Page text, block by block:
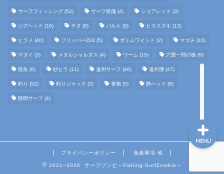
サーフフィッシング (52) サーフ装備 (4) ショアレッド (3)
ジグヘッド (16) チヌ (8) バルト (9) ヒラスズキ (13)
ヒラメ (40) フリッパーZ24 (5) ボトムワインド (2) マゴチ (16)
マダイ (3) メタルシャルダス (4) ワーム (15) 六畳一間の狼 (9)
怪魚 (6) 砂ヒラ (11) 遠州サーフ (46) 遠州灘 (47)
釣り (52) 釣りジャック (3) 青物 (5) 静ヘッド (8)
静岡サーフ (4)
プライバシーポリシー 免責事項 他
2021–2026 サーフゾンビ～Fishing-SurfZombie～
MENU
サーフ装備
タックルインプレ